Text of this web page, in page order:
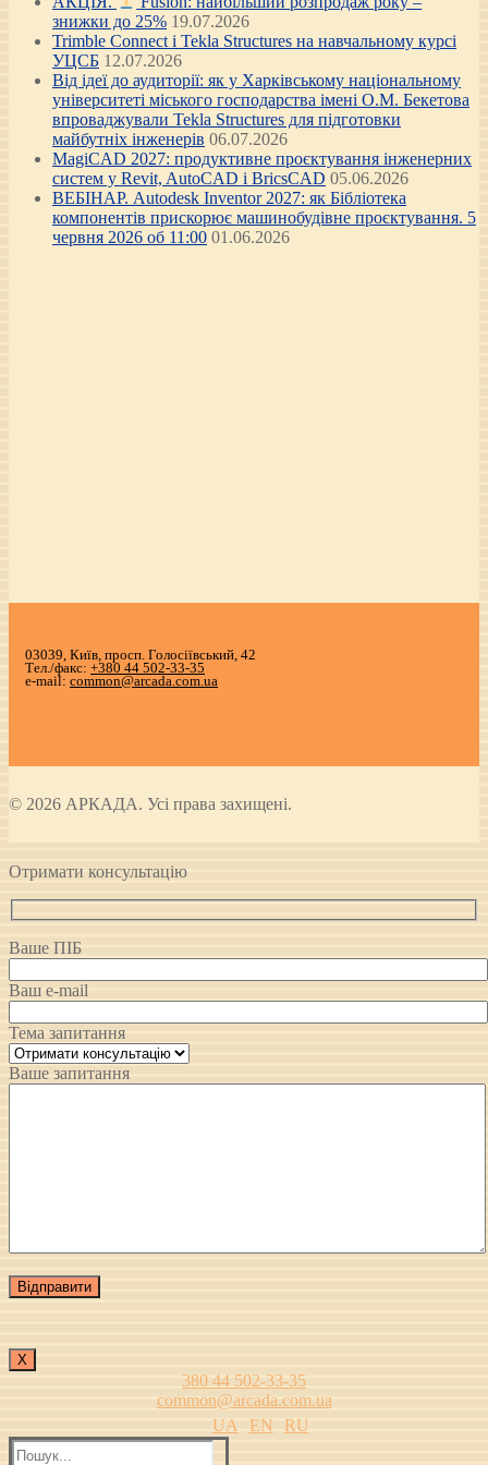
знижки до 25% 19.07.2026
Trimble Connect і Tekla Structures на навчальному курсі
УЦСБ 12.07.2026
Від ідеї до аудиторії: як у Харківському національному
університеті міського господарства імені О.М. Бекетова
впроваджували Tekla Structures для підготовки
майбутніх інженерів 06.07.2026
MagiCAD 2027: продуктивне проєктування інженерних
систем у Revit, AutoCAD і BricsCAD 05.06.2026
ВЕБІНАР. Autodesk Inventor 2027: як Бібліотека
компонентів прискорює машинобудівне проєктування. 5
червня 2026 об 11:00 01.06.2026
03039, Київ, просп. Голосіївський, 42
Тел./факс: +380 44 502-33-35
e-mail: common@arcada.com.ua
© 2026 АРКАДА. Усі права захищені.
Отримати консультацію
Ваше ПІБ
Ваш e-mail
Тема запитання
Ваше запитання
Х
380 44 502-33-35
common@arcada.com.ua
UA
EN
RU
Пошук: